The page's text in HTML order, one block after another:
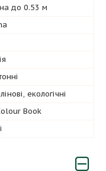
до 0.53 м
екологічні
Book